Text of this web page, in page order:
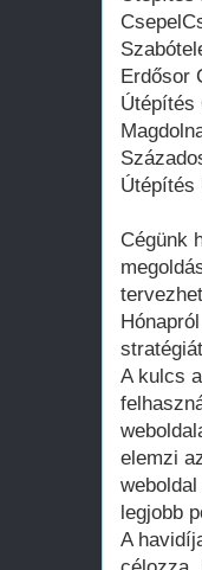
Erdősor
Útépítés
Útépítés
Cégünk
A kulcs
elemzi
legjobb
A